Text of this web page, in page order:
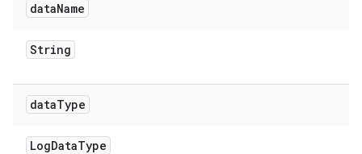
dataName
String
dataType
LogDataType